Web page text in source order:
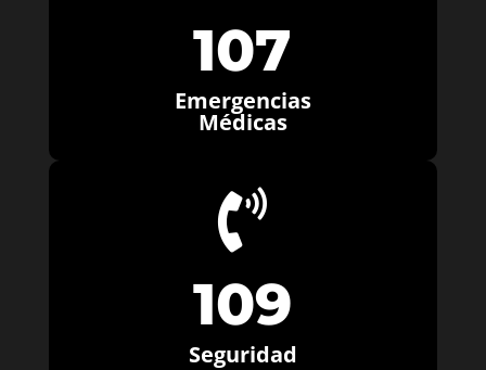
107
Emergencias
Médicas

109
Seguridad